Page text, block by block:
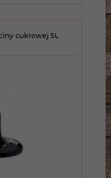
cukrowej 5L